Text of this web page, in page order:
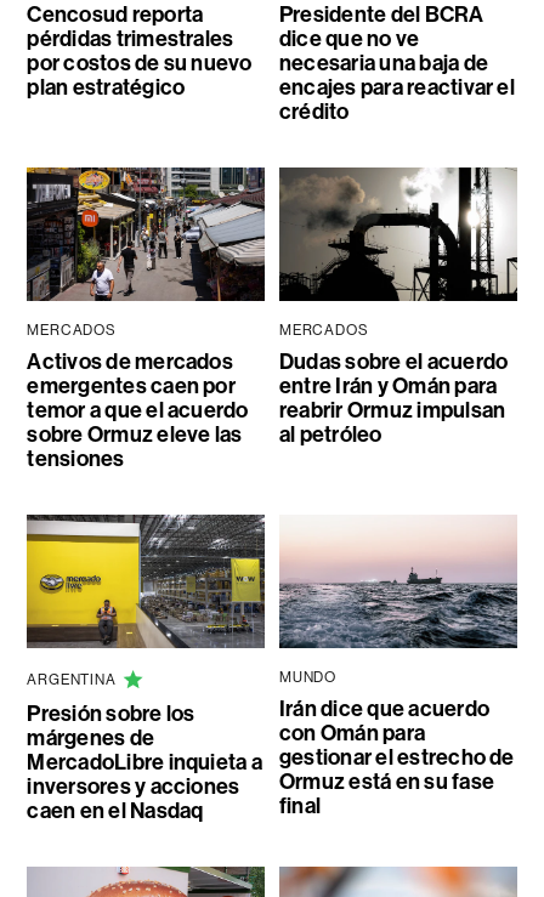
Cencosud reporta
pérdidas trimestrales
por costos de su nuevo
plan estratégico
Presidente del BCRA
dice que no ve
necesaria una baja de
encajes para reactivar el
crédito
MERCADOS
Activos de mercados
emergentes caen por
temor a que el acuerdo
sobre Ormuz eleve las
tensiones
MERCADOS
Dudas sobre el acuerdo
entre Irán y Omán para
reabrir Ormuz impulsan
al petróleo
ARGENTINA
Presión sobre los
márgenes de
MercadoLibre inquieta a
inversores y acciones
caen en el Nasdaq
MUNDO
Irán dice que acuerdo
con Omán para
gestionar el estrecho de
Ormuz está en su fase
final